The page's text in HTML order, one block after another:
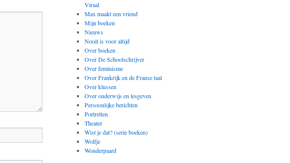
Viraal
Max maakt een vriend
Mijn boeken
Nieuws
Nooit is voor altijd
Over boeken
Over De Schoolschrijver
Over feminisme
Over Frankrijk en de Franse taal
Over klussen
Over onderwijs en lesgeven
Persoonlijke berichten
Portretten
Theater
Wist je dat? (serie boeken)
Wolfje
Wonderpaard